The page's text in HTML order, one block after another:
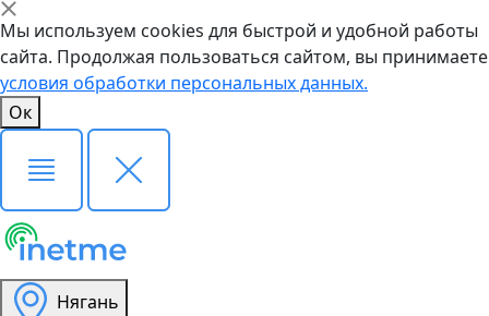
Мы используем cookies для быстрой и удобной работы
сайта. Продолжая пользоваться сайтом, вы принимаете
условия обработки персональных данных.
Ок
Нягань